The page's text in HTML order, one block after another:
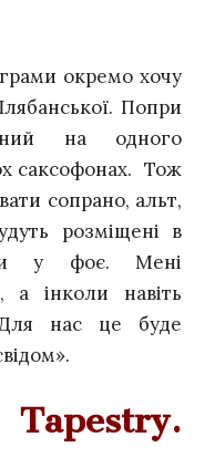
окремо хочу
Попри
на одного
саксофонах. Тож
сопрано, альт,
розміщені в
у фоє. Мені
а інколи навіть
нас це буде
Tapestry.